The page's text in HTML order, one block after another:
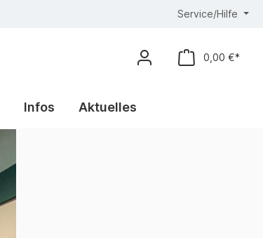
Service/Hilfe
0,00 €*
Infos Aktuelles